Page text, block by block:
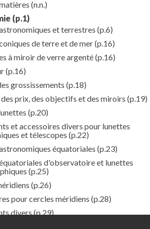
(n.n.)
(p.1)
et terrestres (p.6)
de terre et de mer(p.16)
à miroir de verre argenté(p.16)
(p.16)
grossissements (p.18)
prix, des objectifs et des miroirs (p.19)
(p.20)
et accessoires divers pour lunettes
et télescopes (p.22)
équatoriales (p.23)
d'observatoire et lunettes
(p.25)
(p.26)
pour cercles méridiens (p.28)
divers (p.29)